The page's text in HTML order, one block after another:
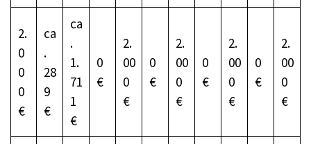
2.
0
0
0
€
ca
.
28
9
€
ca
.
1.
71
1
€
0
€
2.
00
0
€
0
€
2.
00
0
€
0
€
2.
00
0
€
0
€
2.
00
0
€